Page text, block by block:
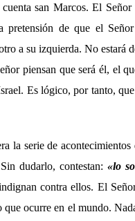
san Marcos. El
de que el
a su izquierda. No estará
piensan que será él, el
Es lógico, por tanto,
la serie de
dudarlo, contestan: «lo
contra ellos. El
ocurre en el mundo.